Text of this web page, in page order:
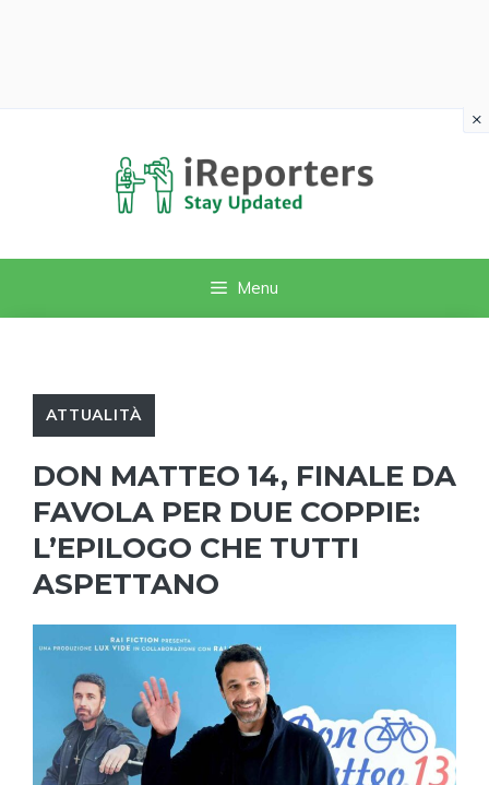
Menu
ATTUALITÀ
DON MATTEO 14, FINALE DA
FAVOLA PER DUE COPPIE:
L’EPILOGO CHE TUTTI
ASPETTANO
×